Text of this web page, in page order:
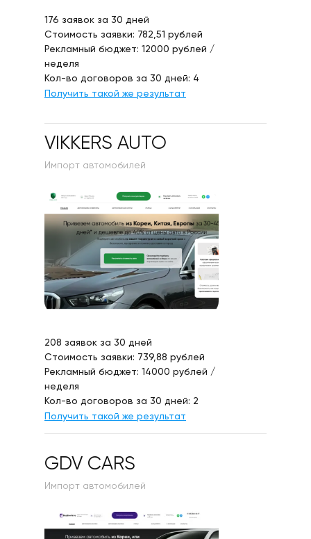
176 заявок за 30 дней
Стоимость заявки: 782,51 рублей
Рекламный бюджет: 12000 рублей /
неделя
Кол-во договоров за 30 дней: 4
Получить такой же результат
VIKKERS AUTO
Импорт автомобилей
208 заявок за 30 дней
Стоимость заявки: 739,88 рублей
Рекламный бюджет: 14000 рублей /
неделя
Кол-во договоров за 30 дней: 2
Получить такой же результат
GDV CARS
Импорт автомобилей